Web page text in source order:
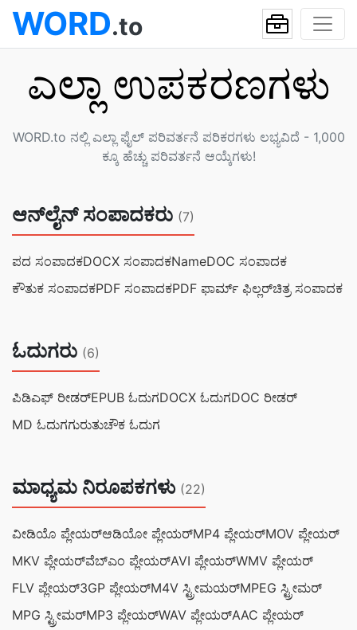
WORD.to
ಎಲ್ಲಾ ಉಪಕರಣಗಳು
WORD.to ನಲ್ಲಿ ಎಲ್ಲಾ ಫೈಲ್ ಪರಿವರ್ತನೆ ಪರಿಕರಗಳು ಲಭ್ಯವಿದೆ - 1,000
ಕ್ಕೂ ಹೆಚ್ಚು ಪರಿವರ್ತನೆ ಆಯ್ಕೆಗಳು!
ಆನ್‌ಲೈನ್ ಸಂಪಾದಕರು (7)
ಪದ ಸಂಪಾದಕDOCX ಸಂಪಾದಕNameDOC ಸಂಪಾದಕ
ಕೌತುಕ ಸಂಪಾದಕPDF ಸಂಪಾದಕPDF ಫಾರ್ಮ್ ಫಿಲ್ಲರ್ಚಿತ್ರ ಸಂಪಾದಕ
ಓದುಗರು (6)
ಪಿಡಿಎಫ್ ರೀಡರ್EPUB ಓದುಗDOCX ಓದುಗDOC ರೀಡರ್
MD ಓದುಗಗುರುತುಚೌಕ ಓದುಗ
ಮಾಧ್ಯಮ ನಿರೂಪಕಗಳು (22)
ವೀಡಿಯೊ ಪ್ಲೇಯರ್ಆಡಿಯೋ ಪ್ಲೇಯರ್MP4 ಪ್ಲೇಯರ್MOV ಪ್ಲೇಯರ್
MKV ಪ್ಲೇಯರ್ವೆಬ್‌ಎಂ ಪ್ಲೇಯರ್AVI ಪ್ಲೇಯರ್WMV ಪ್ಲೇಯರ್
FLV ಪ್ಲೇಯರ್3GP ಪ್ಲೇಯರ್M4V ಸ್ಟ್ರೀಮಯರ್MPEG ಸ್ಟ್ರೀಮರ್
MPG ಸ್ಟ್ರೀಮರ್MP3 ಪ್ಲೇಯರ್WAV ಪ್ಲೇಯರ್AAC ಪ್ಲೇಯರ್